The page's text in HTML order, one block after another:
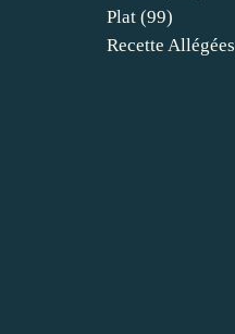
Plat (99)
Recette Allégées